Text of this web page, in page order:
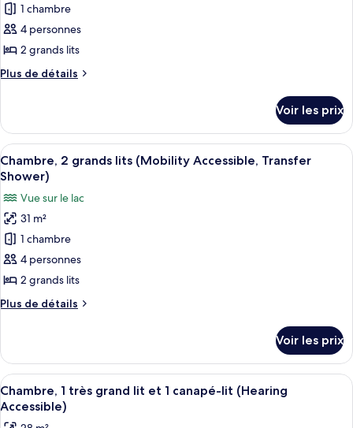
lits
(Hearing
Accessible)
pour
ce
type
chambre :
grands
lits
(Mobility
Accessible,
Roll-
In
Shower)
1 chambre
4 personnes
2 grands lits
Plus de détails
Plus
le
type
de
chambre
Chambre,
2
grands
lits
(Mobility
Accessible,
In
Shower)
Voir les prix
Afficher
toutes
photos
pour
ce
type
de
chambre :
Chambre,
grands
lits
(Mobility
Accessible,
Transfer
Une salle de bain moderne équipée
7
Chambre, 2 grands lits (Mobility Accessible, Transfer
Shower)
Vue sur le lac
31 m²
1 chambre
4 personnes
2 grands lits
Plus de détails
Plus
le
type
de
chambre
Voir les prix
Afficher
toutes
les
Une chambre d’hôtel avec un
6
Chambre, 1 très grand lit et 1 canapé-lit (Hearing
Accessible)